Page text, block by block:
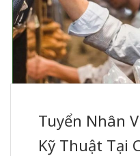
Tuyển Nhân
Kỹ Thuật Tại